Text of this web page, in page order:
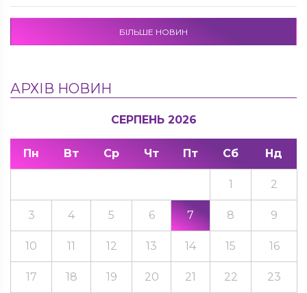
БІЛЬШЕ НОВИН
АРХІВ НОВИН
СЕРПЕНЬ 2026
Пн Вт Ср Чт Пт Сб Нд
1 2
3 4 5 6 7 8 9
10 11 12 13 14 15 16
17 18 19 20 21 22 23